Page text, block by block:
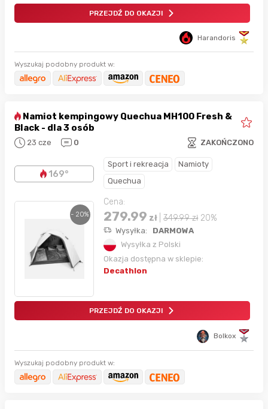
PRZEJDŹ DO OKAZJI
Harandoris
Wyszukaj podobny produkt w:
Namiot kempingowy Quechua MH100 Fresh &
Black - dla 3 osób
23 cze 0 ZAKOŃCZONO
169°
Sport i rekreacja
Namioty
Quechua
- 20%
Cena:
279.99 zł 349.99zł 20%
Wysyłka:
DARMOWA
Wysyłka z Polski
Okazja dostępna w sklepie:
Decathlon
PRZEJDŹ DO OKAZJI
Bolkox
Wyszukaj podobny produkt w: